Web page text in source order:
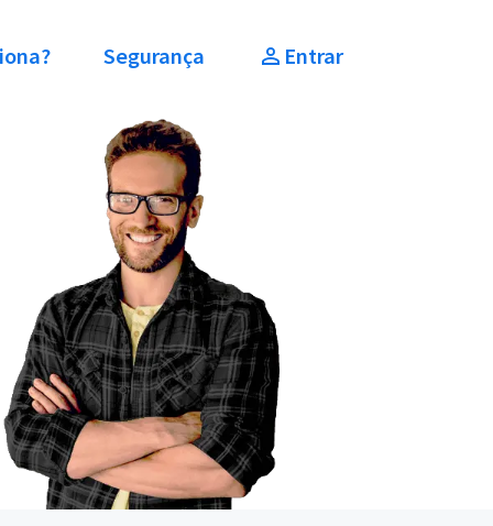
Segurança Entrar